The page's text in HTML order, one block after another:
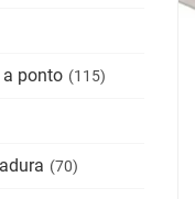
ponto (115)
(70)